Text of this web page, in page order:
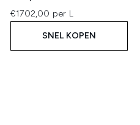
€1702,00 per L
SNEL KOPEN